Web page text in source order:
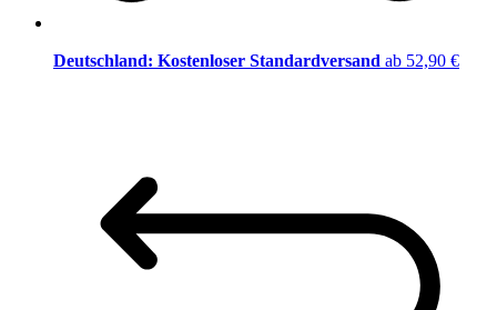
Deutschland: Kostenloser Standardversand ab 52,90 €